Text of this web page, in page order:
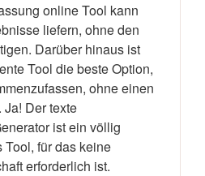
online Tool kann
liefern, ohne den
Darüber hinaus ist
Tool die beste Option,
ohne einen
Der texte
ist ein völlig
Tool, für das keine
erforderlich ist.